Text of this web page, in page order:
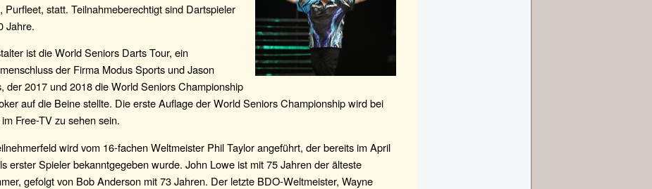
Purfleet, statt. Teilnahmeberechtigt sind Dartspieler
Jahre.
ist die World Seniors Darts Tour, ein
der Firma Modus Sports und Jason
der 2017 und 2018 die World Seniors Championship
auf die Beine stellte. Die erste Auflage der World Seniors Championship wird bei
Free-TV zu sehen sein.
wird vom 16-fachen Weltmeister Phil Taylor angeführt, der bereits im April
erster Spieler bekanntgegeben wurde. John Lowe ist mit 75 Jahren der älteste
gefolgt von Bob Anderson mit 73 Jahren. Der letzte BDO-Weltmeister, Wayne